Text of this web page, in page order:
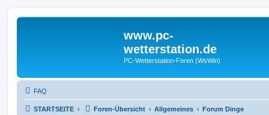
www.pc-
wetterstation.de
PC-Wetterstation-Foren (WsWin)
FAQ
STARTSEITE Foren-Übersicht Allgemeines Forum Dinge